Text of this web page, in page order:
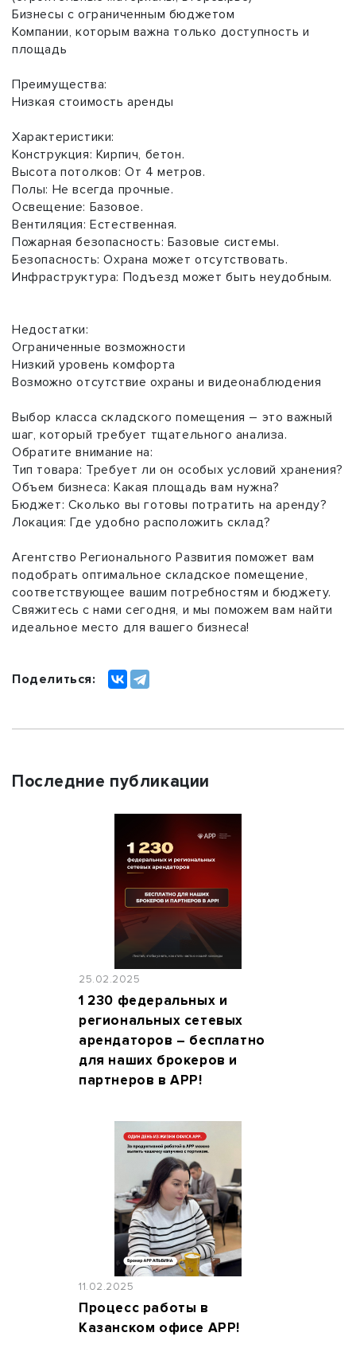
Бизнесы с ограниченным бюджетом
Компании, которым важна только доступность и
площадь
Преимущества:
Низкая стоимость аренды
Характеристики:
Конструкция: Кирпич, бетон.
Высота потолков: От 4 метров.
Полы: Не всегда прочные.
Освещение: Базовое.
Вентиляция: Естественная.
Пожарная безопасность: Базовые системы.
Безопасность: Охрана может отсутствовать.
Инфраструктура: Подъезд может быть неудобным.
Недостатки:
Ограниченные возможности
Низкий уровень комфорта
Возможно отсутствие охраны и видеонаблюдения
Выбор класса складского помещения – это важный
шаг, который требует тщательного анализа.
Обратите внимание на:
Тип товара: Требует ли он особых условий хранения?
Объем бизнеса: Какая площадь вам нужна?
Бюджет: Сколько вы готовы потратить на аренду?
Локация: Где удобно расположить склад?
Агентство Регионального Развития поможет вам
подобрать оптимальное складское помещение,
соответствующее вашим потребностям и бюджету.
Свяжитесь с нами сегодня, и мы поможем вам найти
идеальное место для вашего бизнеса!
Поделиться:
Последние публикации
25.02.2025
1 230 федеральных и
региональных сетевых
арендаторов – бесплатно
для наших брокеров и
партнеров в АРР!
11.02.2025
Процесс работы в
Казанском офисе АРР!